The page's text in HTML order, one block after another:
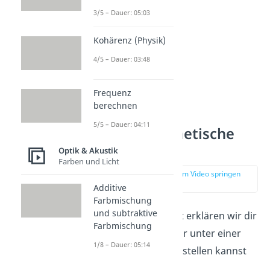
Was sind
Elektromagnetische
Wellen?
zur Stelle im Video springen
In diesem Abschnitt erklären wir dir
zunächst, was du dir unter einer
Welle allgemein vorstellen kannst
3/5 – Dauer: 05:03
Kohärenz (Physik)
4/5 – Dauer: 03:48
Frequenz
berechnen
5/5 – Dauer: 04:11
Optik & Akustik
Farben und Licht
Additive
Farbmischung
und subtraktive
Farbmischung
1/8 – Dauer: 05:14